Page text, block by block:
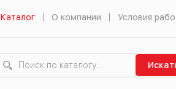
Каталог О компании Условия